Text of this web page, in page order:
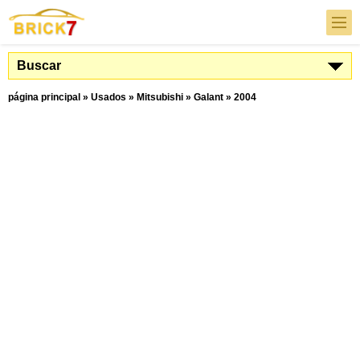
Buscar
página principal » Usados » Mitsubishi » Galant » 2004